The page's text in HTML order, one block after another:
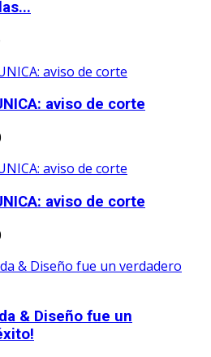
aviso de corte
aviso de corte
& Diseño fue un